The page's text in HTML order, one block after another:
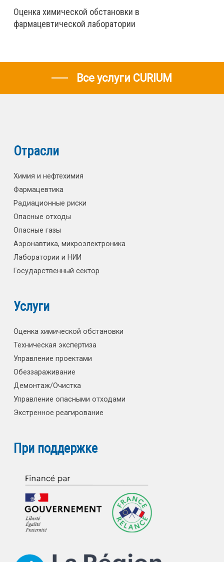
Оценка химической обстановки в
фармацевтической лаборатории
Все услуги CURIUM
Отрасли
Химия и нефтехимия
Фармацевтика
Радиационные риски
Опасные отходы
Опасные газы
Аэронавтика, микроэлектроника
Лаборатории и НИИ
Государственный сектор
Услуги
Оценка химической обстановки
Техническая экспертиза
Управление проектами
Обеззараживание
Демонтаж/Очистка
Управление опасными отходами
Экстренное реагирование
При поддержке